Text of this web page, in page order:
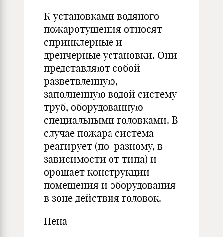
К установками водяного
пожаротушения относят
спринклерные и
дренчерные установки. Они
представляют собой
разветвленную,
заполненную водой систему
труб, оборудованную
специальными головками. В
случае пожара система
реагирует (по-разному, в
зависимости от типа) и
орошает конструкции
помещения и оборудования
в зоне действия головок.
Пена